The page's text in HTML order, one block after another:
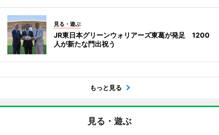
見る・遊ぶ
JR東日本グリーンウォリアーズ東葛が発足 1200
人が新たな門出祝う
もっと見る
見る・遊ぶ